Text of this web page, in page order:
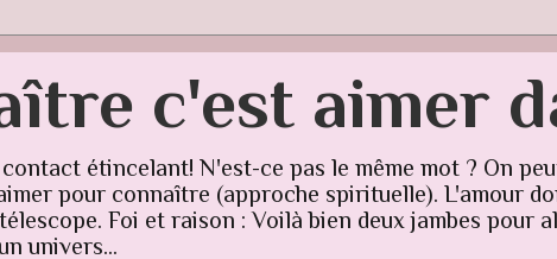
c'est aimer
étincelant! N'est-ce pas le même mot ? On
pour connaître (approche spirituelle). L'amour
Foi et raison : Voilà bien deux jambes pour
univers...